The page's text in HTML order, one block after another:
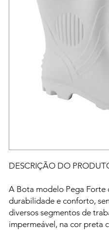
DESCRIÇÃO DO
A Bota modelo Pega Forte
durabilidade e conforto,
diversos segmentos de
impermeável, na cor preta